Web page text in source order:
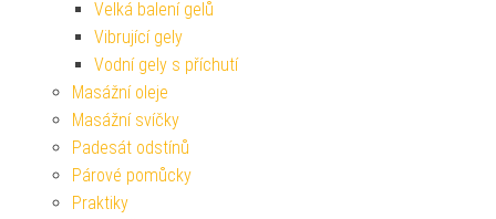
Velká balení gelů
Vibrující gely
Vodní gely s příchutí
Masážní oleje
Masážní svíčky
Padesát odstínů
Párové pomůcky
Praktiky